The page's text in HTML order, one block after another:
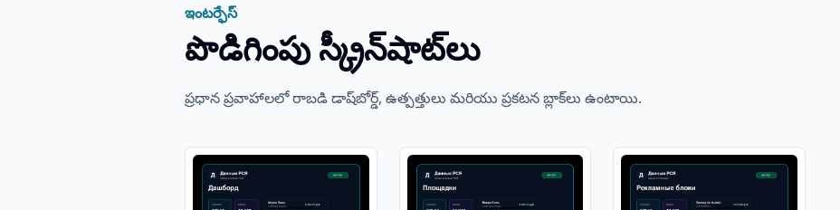
ఇంటర్ఫేస్
పొడిగింపు స్క్రీన్‌షాట్‌లు
ప్రధాన ప్రవాహాలలో రాబడి డాష్‌బోర్డ్, ఉత్పత్తులు మరియు ప్రకటన బ్లాక్‌లు ఉంటాయి.